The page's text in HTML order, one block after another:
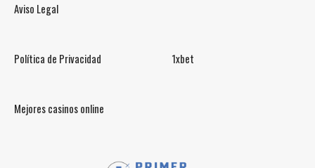
Aviso Legal
Política de Privacidad 1xbet
Mejores casinos online